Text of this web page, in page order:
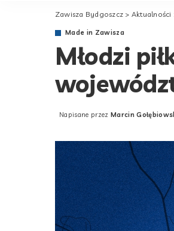
Zawisza Bydgoszcz > Aktualności
Made in Zawisza
Młodzi
Posted
Napisane przez Marcin